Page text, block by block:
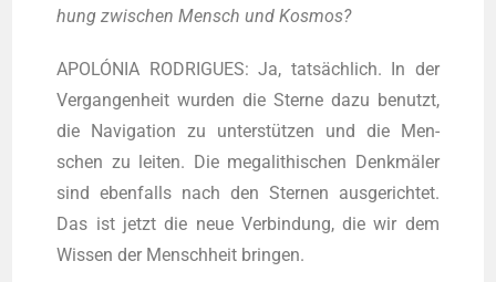
hung zwi­schen Mensch und Kosmos?
APOLÓNIA RODRIGUES: Ja, tat­säch­lich. In der
Ver­gan­gen­heit wur­den die Ster­ne dazu benutzt,
die Navi­ga­ti­on zu unter­stüt­zen und die Men­
schen zu lei­ten. Die mega­li­thi­schen Denk­mä­ler
sind eben­falls nach den Ster­nen aus­ge­rich­tet.
Das ist jetzt die neue Ver­bin­dung, die wir dem
Wis­sen der Mensch­heit bringen.